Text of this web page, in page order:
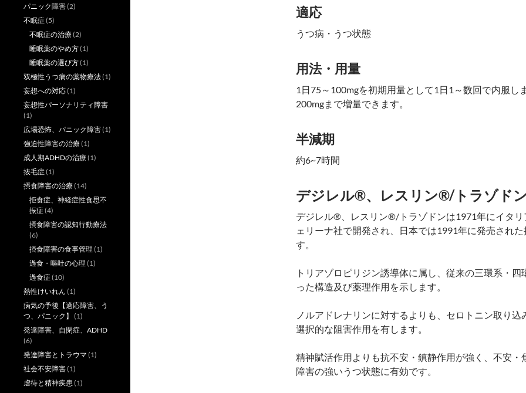
適応
うつ病・うつ状態
用法・用量
1日75～100mgを初期用量として1日1～数回で内服し
200mgまで増量できます。
半減期
約6~7時間
デジレル®、レスリン®/トラゾド
デジレル®、レスリン®/トラゾドンは1971年にイタリ
ェリーナ社で開発され、日本では1991年に発売され
す。
トリアゾロピリジン誘導体に属し、従来の三環系・四
った構造及び薬理作用を示します。
ノルアドレナリンに対するよりも、セロトニン取り込
選択的な阻害作用を有します。
精神賦活作用よりも抗不安・鎮静作用が強く、不安・
障害の強いうつ状態に有効です。
パニック障害(2)
不眠症(5)
不眠症の治療(2)
睡眠薬のやめ方(1)
睡眠薬の選び方(1)
双極性うつ病の薬物療法(1)
妄想への対応(1)
妄想性パーソナリティ障害
(1)
広場恐怖、パニック障害(1)
強迫性障害の治療(1)
成人期ADHDの治療(1)
抜毛症(1)
摂食障害の治療(14)
拒食症、神経症性食思不
振症(4)
摂食障害の認知行動療法
(6)
摂食障害の食事管理 (1)
過食・嘔吐の心理 (1)
過食症(10)
熱性けいれん (1)
病気の予後【適応障害、う
つ、パニック】
(1)
発達障害、自閉症、ADHD
(6)
発達障害とトラウマ (1)
社会不安障害(1)
虐待と精神疾患 (1)